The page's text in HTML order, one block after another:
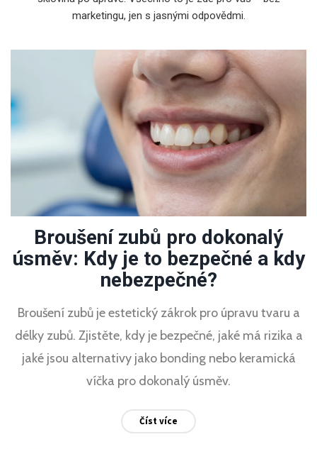
marketingu, jen s jasnými odpovědmi.
Broušení zubů pro dokonalý
úsměv: Kdy je to bezpečné a kdy
nebezpečné?
Broušení zubů je estetický zákrok pro úpravu tvaru a
délky zubů. Zjistěte, kdy je bezpečné, jaké má rizika a
jaké jsou alternativy jako bonding nebo keramická
víčka pro dokonalý úsměv.
Číst více